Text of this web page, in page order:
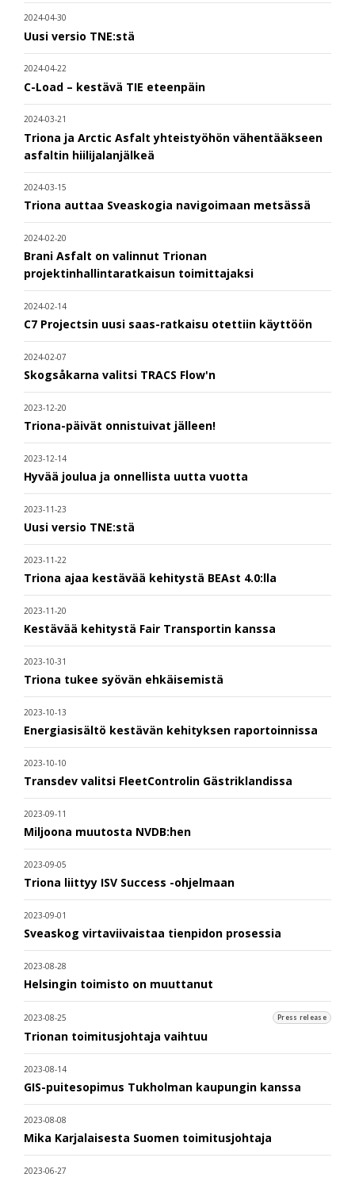
2024-04-30
Uusi versio TNE:stä
2024-04-22
C-Load – kestävä TIE eteenpäin
2024-03-21
Triona ja Arctic Asfalt yhteistyöhön vähentääkseen
asfaltin hiilijalanjälkeä
2024-03-15
Triona auttaa Sveaskogia navigoimaan metsässä
2024-02-20
Brani Asfalt on valinnut Trionan
projektinhallintaratkaisun toimittajaksi
2024-02-14
C7 Projectsin uusi saas-ratkaisu otettiin käyttöön
2024-02-07
Skogsåkarna valitsi TRACS Flow'n
2023-12-20
Triona-päivät onnistuivat jälleen!
2023-12-14
Hyvää joulua ja onnellista uutta vuotta
2023-11-23
Uusi versio TNE:stä
2023-11-22
Triona ajaa kestävää kehitystä BEAst 4.0:lla
2023-11-20
Kestävää kehitystä Fair Transportin kanssa
2023-10-31
Triona tukee syövän ehkäisemistä
2023-10-13
Energiasisältö kestävän kehityksen raportoinnissa
2023-10-10
Transdev valitsi FleetControlin Gästriklandissa
2023-09-11
Miljoona muutosta NVDB:hen
2023-09-05
Triona liittyy ISV Success -ohjelmaan
2023-09-01
Sveaskog virtaviivaistaa tienpidon prosessia
2023-08-28
Helsingin toimisto on muuttanut
2023-08-25 Press release
Trionan toimitusjohtaja vaihtuu
2023-08-14
GIS-puitesopimus Tukholman kaupungin kanssa
2023-08-08
Mika Karjalaisesta Suomen toimitusjohtaja
2023-06-27